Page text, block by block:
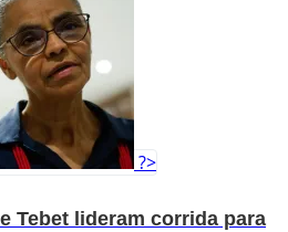
?>
Tebet lideram corrida para